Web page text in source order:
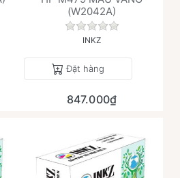
giá nào cho sản phẩm này.
(W2042A)
Chưa có đánh giá
INKZ
Đặt hàng
847.000₫